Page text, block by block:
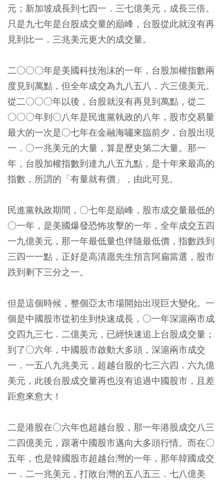
元；新加坡成長到七四一．三七億美元，成長三倍。
只是九七年是台股成交量的巔峰，台股從此就沒有再
見到比一．三兆美元更大的成交量。
二○○○年是美國科技泡沫的一年，台股加權指數兩
度見到萬點，但全年成交為九八五八．六三億美元。
從二○○○年以後，台股就沒有再見到萬點，從二
○○○年到○八年是民進黨執政的八年，股市交易量
最大的一次是○七年在金融海嘯來臨前夕，台股出現
一．○一兆美元的大量，算是歷史第二大量。那一
年，台股加權指數到達九八五九點，是十年來最高的
指數，所謂的「有量就有價」，由此可見。
民進黨執政期間，○七年是巔峰，股市成交量最低的
○一年，是美國爆發恐怖攻擊的一年，全年成交五四
一九億美元，那一年最低量也伴隨最低價，指數跌到
三四一一點，正好是高清愿先生預言阿扁當選，股市
跌到剩下三分之一。
但是這個時候，整個亞太市場開始出現巨大變化。一
個是中國股市從初生到快速成長，○一年深滬兩市成
交四九三七．二億美元，已經快速追上台股成交量；
到了○六年，中國股市啟動大多頭，深滬兩市成交
一．一五八九兆美元，超越台股的七三六四．六九億
美元，此後台股成交量再也沒有追過中國股市，且差
距愈來愈大！
二是港股在○六年也超越台股，那一年港股成交八三
二四億美元，跟著中國股市邁向大多頭行情。而在○
五年，也是韓國股市超越台灣的一年，那年韓國成交
一．二一兆美元，打敗台灣的五八五三．七八億美